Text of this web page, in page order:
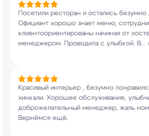
Посетили ресторан и остались безумно
Официант хорошо знает меню,
клиентоориентированы начиная от
менеджером. Проводила с улыбкой. В...
Красивый интерьер , безумно
хинкали. Хорошее обслуживание,
доброжелательный менеджер, жаль
Вернёмся ещё.